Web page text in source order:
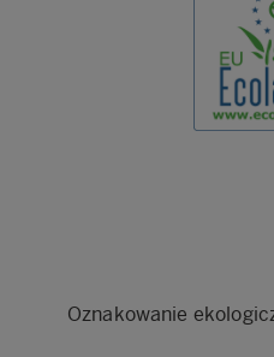
Oznakowanie